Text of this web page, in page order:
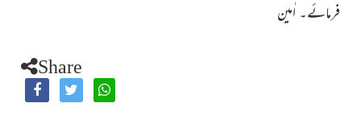
فرمائے۔ اٰمین
Share